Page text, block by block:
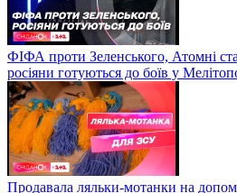
ФІФА проти Зеленського, Атомні
росіяни готуються до боїв у
Продавала ляльки-мотанки на